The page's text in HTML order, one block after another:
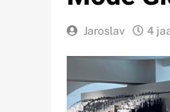
Jaroslav 4